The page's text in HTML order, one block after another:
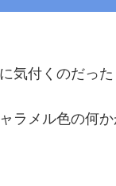
気付くのだった
ラメル色の何